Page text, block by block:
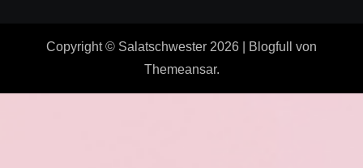
Copyright © Salatschwester 2026 Blogfull
von
Themeansar.